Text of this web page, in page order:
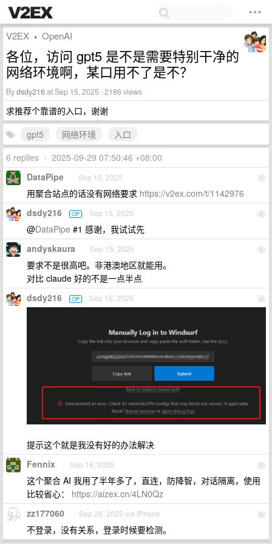
V2EX › OpenAI
各位，访问 gpt5 是不是需要特别干净的
网络环境啊，某口用不了是不？
Bydsdy216at Sep 15, 2025 · 2186 views
求推荐个靠谱的入口，谢谢
gpt5
网络环境
入口
6 replies • 2025-09-29 07:50:46 +08:00
1
DataPipe Sep 15, 2025
用聚合站点的话没有网络要求 https://v2ex.com/t/1142976
2
dsdy216 OP Sep 15, 2025
@DataPipe #1 感谢，我试试先
3
andyskaura Sep 15, 2025
要求不是很高吧。非港澳地区就能用。
对比 claude 好的不是一点半点
4
dsdy216 OP Sep 15, 2025
提示这个就是我没有好的办法解决
5
Fennix Sep 16, 2025
这个聚合 AI 我用了半年多了，直连，防降智，对话隔离，使用
比较省心： https://aizex.cn/4LN0Qz
6
zz177060 Sep 29, 2025 via iPhone
不登录，没有关系，登录时候要检测。